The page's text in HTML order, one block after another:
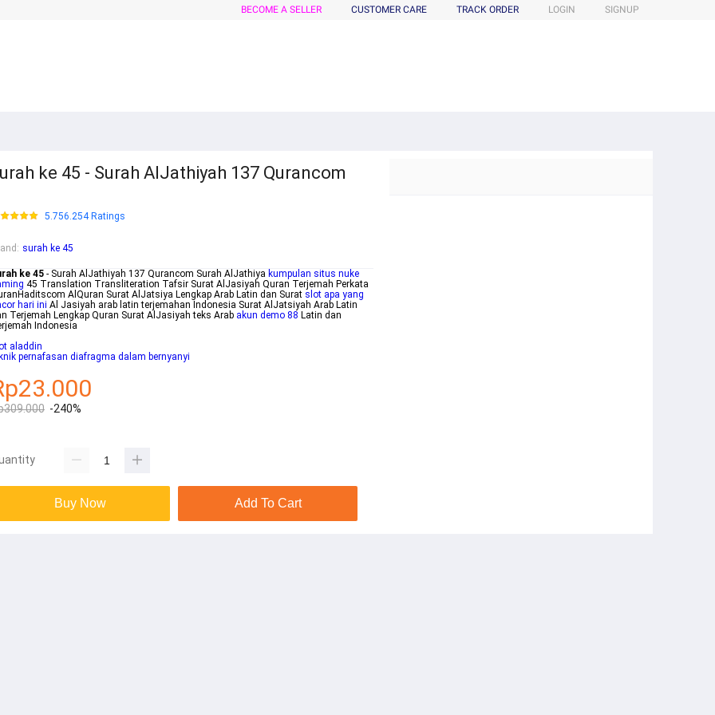
BECOME A SELLER CUSTOMER CARE TRACK ORDER LOGIN SIGNUP
ke 45 - Surah AlJathiyah 137 Qurancom
5.756.254 Ratings
: surah ke 45
ke 45 - Surah AlJathiyah 137 Qurancom Surah AlJathiya kumpulan situs nuke
45 Translation Transliteration Tafsir Surat AlJasiyah Quran Terjemah Perkata
AlQuran Surat AlJatsiya Lengkap Arab Latin dan Surat slot apa yang
hari ini Al Jasiyah arab latin terjemahan Indonesia Surat AlJatsiyah Arab Latin
Terjemah Lengkap Quran Surat AlJasiyah teks Arab akun demo 88 Latin dan
Indonesia
aladdin
pernafasan diafragma dalam bernyanyi
-240%
Buy Now Add To Cart